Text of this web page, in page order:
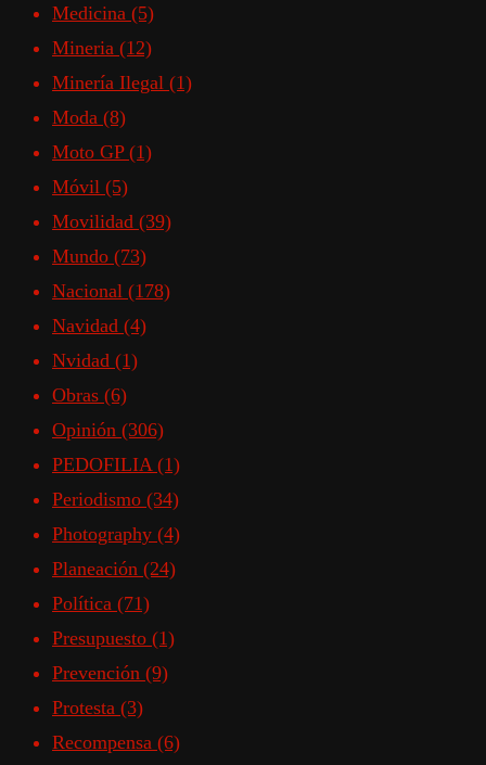
Medicina (5)
Mineria (12)
Minería Ilegal (1)
Moda (8)
Moto GP (1)
Móvil (5)
Movilidad (39)
Mundo (73)
Nacional (178)
Navidad (4)
Nvidad (1)
Obras (6)
Opinión (306)
PEDOFILIA (1)
Periodismo (34)
Photography (4)
Planeación (24)
Política (71)
Presupuesto (1)
Prevención (9)
Protesta (3)
Recompensa (6)